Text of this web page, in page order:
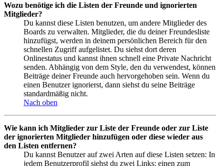
Wozu benötige ich die Listen der Freunde und ignorierten
Mitglieder?
Du kannst diese Listen benutzen, um andere Mitglieder des
Boards zu verwalten. Mitglieder, die du deiner Freundesliste
hinzufügst, werden in deinem persönlichen Bereich für den
schnellen Zugriff aufgelistet. Du siehst dort deren
Onlinestatus und kannst ihnen schnell eine Private Nachricht
senden. Abhängig von dem Style, den du verwendest, können
Beiträge deiner Freunde auch hervorgehoben sein. Wenn du
einen Benutzer ignorierst, dann siehst du seine Beiträge
standardmäßig nicht.
Nach oben
Wie kann ich Mitglieder zur Liste der Freunde oder zur Liste
der ignorierten Mitglieder hinzufügen oder diese wieder aus
den Listen entfernen?
Du kannst Benutzer auf zwei Arten auf diese Listen setzen: In
jedem Benutzerprofil siehst du zwei Links: einen zum